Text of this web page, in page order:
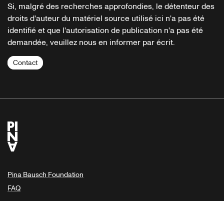
Si, malgré des recherches approfondies, le détenteur des
droits d'auteur du matériel source utilisé ici n'a pas été
identifié et que l'autorisation de publication n'a pas été
demandée, veuillez nous en informer par écrit.
Contact
Pina Bausch Foundation
FAQ